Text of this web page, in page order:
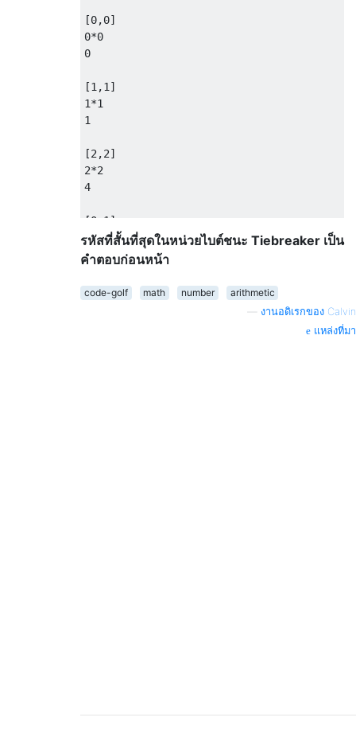
[0,0]
0*0
0
[1,1]
1*1
1
[2,2]
2*2
4
[0,1]
0+1
1
[1,0]
1-0
รหัสที่สั้นที่สุดในหน่วยไบต์ชนะ Tiebreaker เป็น
คำตอบก่อนหน้า
code-golf math number
arithmetic
งานอดิเรกของ Calvin
แหล่งที่มา